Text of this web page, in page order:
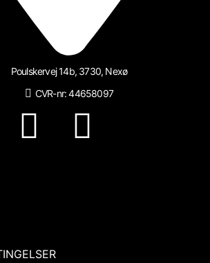
Poulskervej 14b, 3730, Nexø
CVR-nr: 44658097